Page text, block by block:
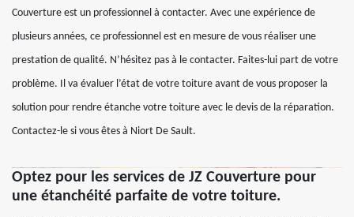
Couverture est un professionnel à contacter. Avec une expérience de
plusieurs années, ce professionnel est en mesure de vous réaliser une
prestation de qualité. N’hésitez pas à le contacter. Faites-lui part de votre
problème. Il va évaluer l’état de votre toiture avant de vous proposer la
solution pour rendre étanche votre toiture avec le devis de la réparation.
Contactez-le si vous êtes à Niort De Sault.
Optez pour les services de JZ Couverture pour
une étanchéité parfaite de votre toiture.